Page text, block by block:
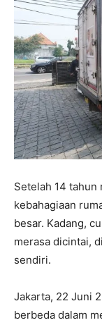
Setelah 14 tahun
kebahagiaan
besar. Kadang,
merasa dicintai,
sendiri.
Jakarta, 22 Juni
berbeda dalam